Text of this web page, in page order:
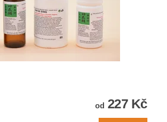
od 227 Kč